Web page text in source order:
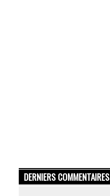
DERNIERS COMMENTAIRES